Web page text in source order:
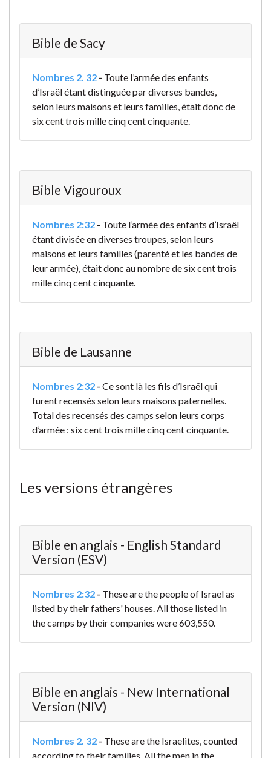
Bible de Sacy
Nombres 2. 32 - Toute l’armée des enfants
d’Israël étant distinguée par diverses bandes,
selon leurs maisons et leurs familles, était donc de
six cent trois mille cinq cent cinquante.
Bible Vigouroux
Nombres 2:32 - Toute l’armée des enfants d’Israël
étant divisée en diverses troupes, selon leurs
maisons et leurs familles (parenté et les bandes de
leur armée), était donc au nombre de six cent trois
mille cinq cent cinquante.
Bible de Lausanne
Nombres 2:32 - Ce sont là les fils d’Israël qui
furent recensés selon leurs maisons paternelles.
Total des recensés des camps selon leurs corps
d’armée : six cent trois mille cinq cent cinquante.
Les versions étrangères
Bible en anglais - English Standard
Version (ESV)
Nombres 2:32 - These are the people of Israel as
listed by their fathers' houses. All those listed in
the camps by their companies were 603,550.
Bible en anglais - New International
Version (NIV)
Nombres 2. 32 - These are the Israelites, counted
according to their families. All the men in the